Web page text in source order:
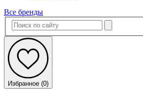
Все бренды
Избранное (0)